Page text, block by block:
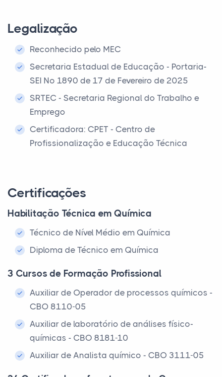
Legalização
Reconhecido pelo MEC
Secretaria Estadual de Educação - Portaria-
SEI Nº 1890 de 17 de Fevereiro de 2025
SRTEC - Secretaria Regional do Trabalho e
Emprego
Certificadora: CPET - Centro de
Profissionalização e Educação Técnica
Certificações
Habilitação Técnica em Química
Técnico de Nível Médio em Química
Diploma de Técnico em Química
3 Cursos de Formação Profissional
Auxiliar de Operador de processos químicos -
CBO 8110-05
Auxiliar de laboratório de análises físico-
químicas - CBO 8181-10
Auxiliar de Analista químico - CBO 3111-05